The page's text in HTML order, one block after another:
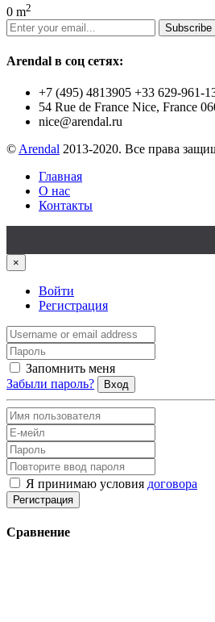
0 m2
Subscribe
Arendal в соц сетях:
+7 (495) 4813905 +33 629-961-
54 Rue de France Nice, France
nice@arendal.ru
© Arendal 2013-2020. Все права
Главная
О нас
Контакты
×
Войти
Регистрация
Запомнить меня
Забыли пароль?
Вход
Я принимаю условия договора
Регистрация
Сравнение